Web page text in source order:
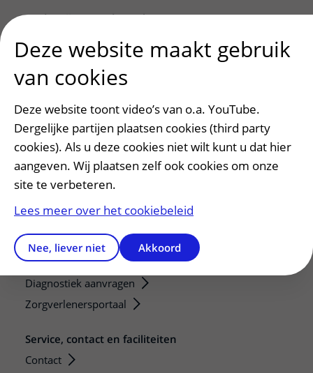
Onderwijs en onderzoek
Onze opleidingen
De Nieuwe Utrechtse School
Stage en opleidingsplaatsen
Research
Strategic programs
Research groups
Researchers
Research technologies
Verwijzers
Mijn patiënt verwijzen
Teleconsult aanvragen
Diagnostiek aanvragen
Zorgverlenersportaal
Service, contact en faciliteiten
Contact
Deze website maakt gebruik
van cookies
Deze website toont video’s van o.a. YouTube.
Dergelijke partijen plaatsen cookies (third party
cookies). Als u deze cookies niet wilt kunt u dat hier
aangeven. Wij plaatsen zelf ook cookies om onze
site te verbeteren.
Lees meer over het cookiebeleid
Nee, liever niet Akkoord